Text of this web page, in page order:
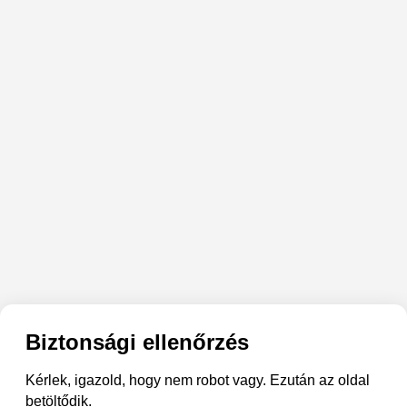
Biztonsági ellenőrzés
Kérlek, igazold, hogy nem robot vagy. Ezután az oldal
betöltődik.